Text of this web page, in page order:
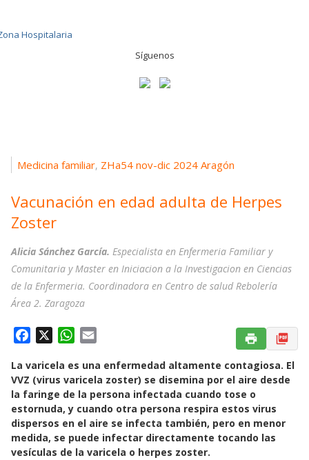
Síguenos
Medicina familiar, ZHa54 nov-dic 2024 Aragón
Vacunación en edad adulta de Herpes
Zoster
Alicia Sánchez García. Especialista en Enfermeria Familiar y
Comunitaria y Master en Iniciacion a la Investigacion en Ciencias
de la Enfermeria. Coordinadora en Centro de salud Rebolería
Área 2. Zaragoza
c
e
b
o
o
k
W
a
t
s
A
p
p
a
i
l
La varicela es una enfermedad altamente contagiosa. El
VVZ (virus varicela zoster) se disemina por el aire desde
la faringe de la persona infectada cuando tose o
estornuda, y cuando otra persona respira estos virus
dispersos en el aire se infecta también, pero en menor
medida, se puede infectar directamente tocando las
vesículas de la varicela o herpes zoster.